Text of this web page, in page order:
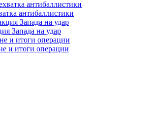
антибаллистики
Запада на удар
и итоги операции